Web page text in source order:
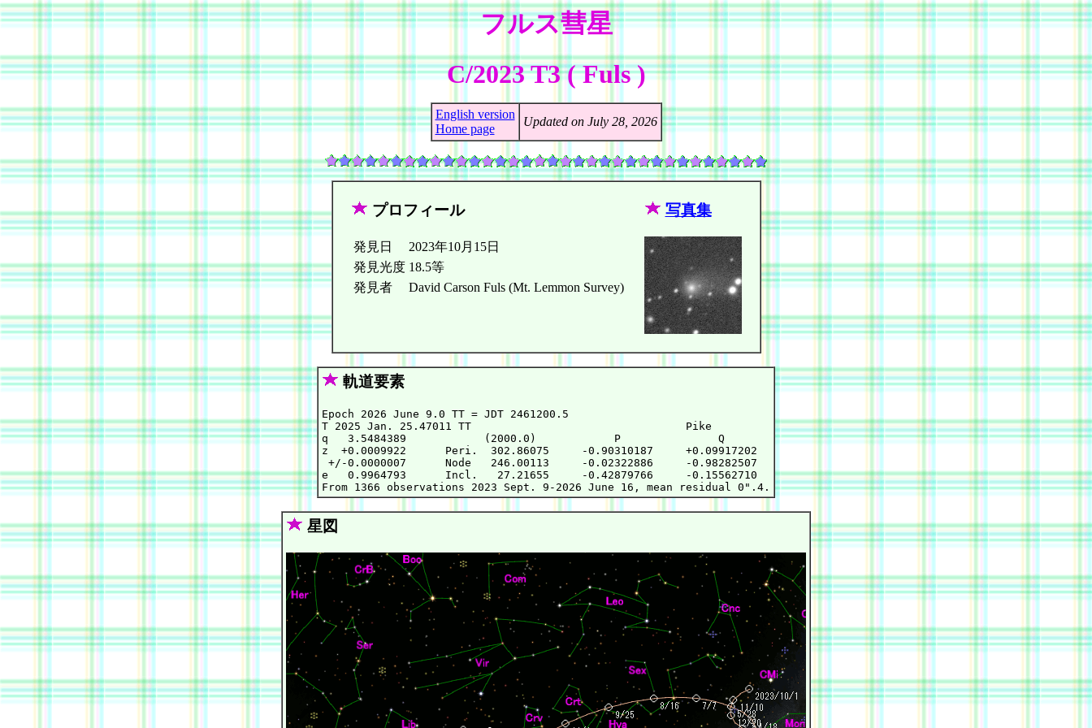
フルス彗星
C/2023 T3 ( Fuls )
English version
Home page
Updated on July 28, 2026
プロフィール
発見日
2023年10月15日
発見光度 18.5等
発見者
David Carson Fuls (Mt. Lemmon Survey)
写真集
軌道要素
Epoch 2026 June 9.0 TT = JDT 2461200.5
T 2025 Jan. 25.47011 TT                                 Pike
q   3.5484389            (2000.0)            P               Q
z  +0.0009922      Peri.  302.86075     -0.90310187     +0.09917202
+/-0.0000007      Node   246.00113     -0.02322886     -0.98282507
e   0.9964793      Incl.   27.21655     -0.42879766     -0.15562710
星図